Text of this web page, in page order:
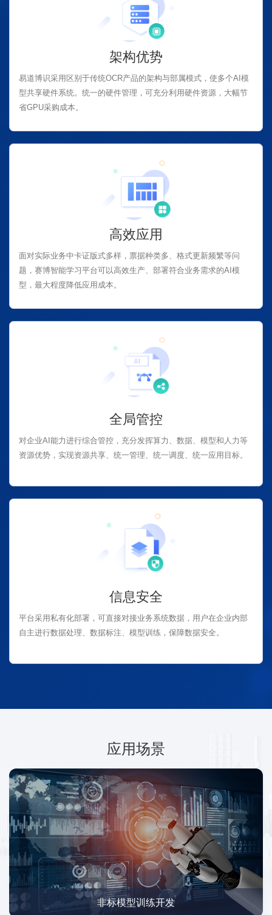
架构优势
易道博识采用区别于传统OCR产品的架构与部属模式，使多个AI模
型共享硬件系统。统一的硬件管理，可充分利用硬件资源，大幅节
省GPU采购成本。
高效应用
面对实际业务中卡证版式多样，票据种类多、格式更新频繁等问
题，赛博智能学习平台可以高效生产、部署符合业务需求的AI模
型，最大程度降低应用成本。
全局管控
对企业AI能力进行综合管控，充分发挥算力、数据、模型和人力等
资源优势，实现资源共享、统一管理、统一调度、统一应用目标。
信息安全
平台采用私有化部署，可直接对接业务系统数据，用户在企业内部
自主进行数据处理、数据标注、模型训练，保障数据安全。
应用场景
非标模型训练开发